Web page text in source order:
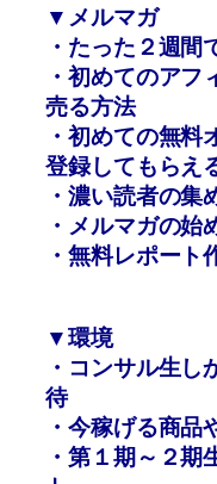
▼メルマガ
・たった２週
・初めてのア
売る方法
・初めての無
登録してもらえ
・濃い読者の集
・メルマガの始
・無料レポート
▼環境
・コンサル生
待
・今稼げる商品
・第１期～２